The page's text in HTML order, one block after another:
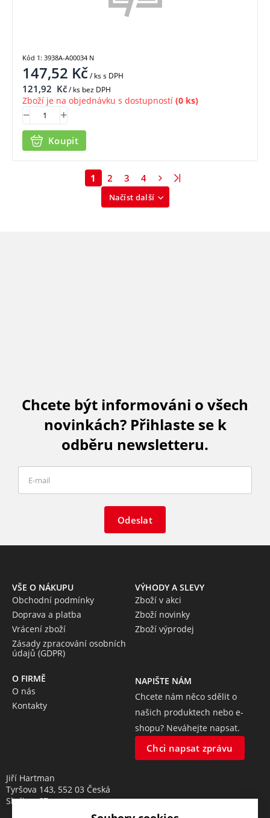
147,52 Kč/ kss DPH
121,92 Kč/ ks bez DPH
Zboží je na objednávku s dostupností (0 ks)
Koupit
Kód 1: 3938A-A00034 N
Načíst další
1 2 3 4
Chcete být informováni o všech
novinkách? Přihlaste se k
odběru newsletteru.
Odeslat
VŠE O NÁKUPU
Obchodní podmínky
Doprava a platba
Vrácení zboží
Zásady zpracování osobních
údajů (GDPR)
VÝHODY A SLEVY
Zboží v akci
Zboží novinky
Zboží výprodej
O FIRMĚ
O nás
Kontakty
NAPIŠTE NÁM
Chcete nám něco sdělit o
našich produktech nebo e-
shopu? Neváhejte napsat.
Chci napsat zprávu
Jiří Hartman
Tyršova 143, 552 03 Česká
Skalice, CZ